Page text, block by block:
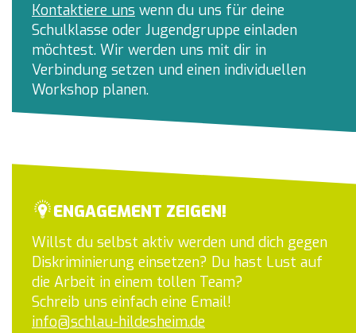
Kontaktiere uns wenn du uns für deine
Schulklasse oder Jugendgruppe einladen
möchtest. Wir werden uns mit dir in
Verbindung setzen und einen individuellen
Workshop planen.
ENGAGEMENT ZEIGEN!
Willst du selbst aktiv werden und dich gegen
Diskriminierung einsetzen? Du hast Lust auf
die Arbeit in einem tollen Team?
Schreib uns einfach eine Email!
info@schlau-hildesheim.de